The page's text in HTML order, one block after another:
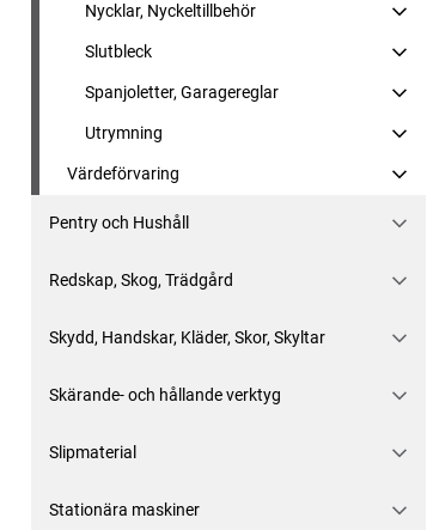
Nycklar, Nyckeltillbehör
Slutbleck
Spanjoletter, Garagereglar
Utrymning
Värdeförvaring
Pentry och Hushåll
Redskap, Skog, Trädgård
Skydd, Handskar, Kläder, Skor, Skyltar
Skärande- och hållande verktyg
Slipmaterial
Stationära maskiner